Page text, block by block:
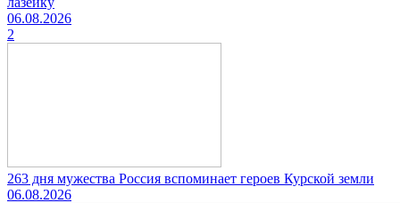
06.08.2026
2
263 дня мужества Россия вспоминает героев Курской земли
06.08.2026